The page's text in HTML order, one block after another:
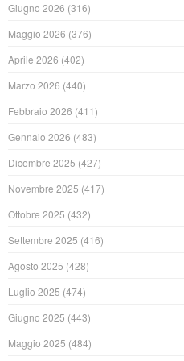
Giugno 2026 (316)
Maggio 2026 (376)
Aprile 2026 (402)
Marzo 2026 (440)
Febbraio 2026 (411)
Gennaio 2026 (483)
Dicembre 2025 (427)
Novembre 2025 (417)
Ottobre 2025 (432)
Settembre 2025 (416)
Agosto 2025 (428)
Luglio 2025 (474)
Giugno 2025 (443)
Maggio 2025 (484)